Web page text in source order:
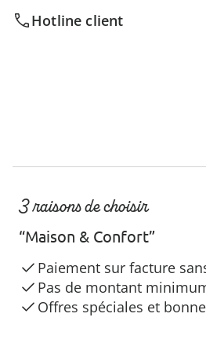
Hotline client
3 raisons de choisir
“Maison & Confort”
Paiement sur facture
Pas de montant
Offres spéciales et